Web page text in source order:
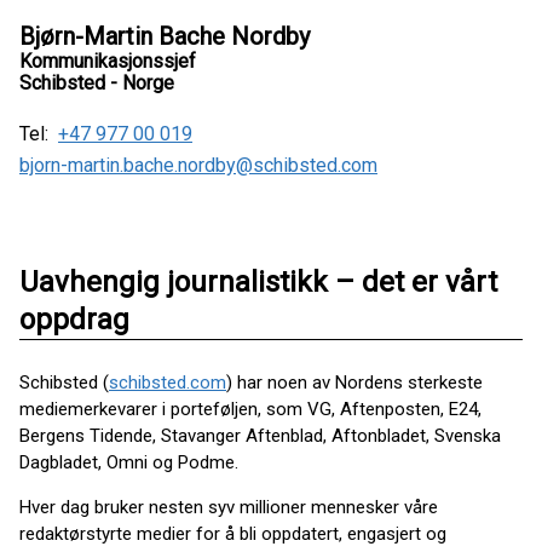
Bjørn-Martin Bache Nordby
Kommunikasjonssjef
Schibsted - Norge
Tel: +47 977 00 019
bjorn-martin.bache.nordby@schibsted.com
Uavhengig journalistikk – det er vårt
oppdrag
Schibsted (schibsted.com) har noen av Nordens sterkeste
mediemerkevarer i porteføljen, som VG, Aftenposten, E24,
Bergens Tidende, Stavanger Aftenblad, Aftonbladet, Svenska
Dagbladet, Omni og Podme.
Hver dag bruker nesten syv millioner mennesker våre
redaktørstyrte medier for å bli oppdatert, engasjert og